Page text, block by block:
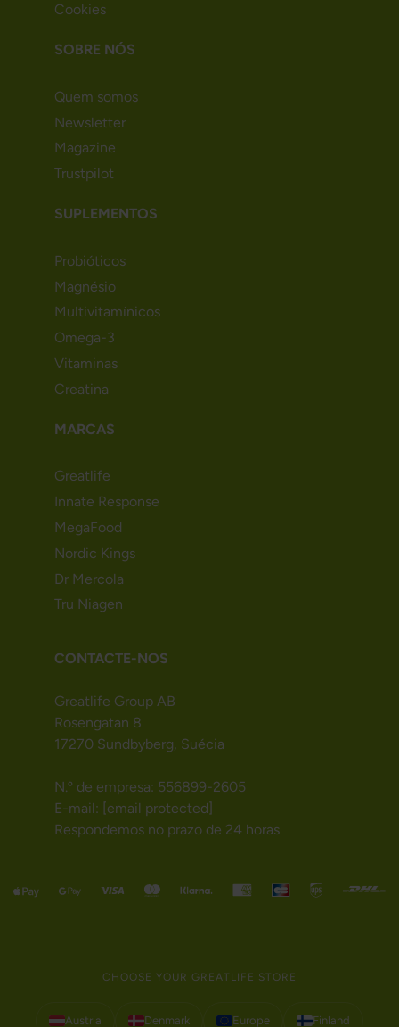
Cookies
SOBRE NÓS
Quem somos
Newsletter
Magazine
Trustpilot
SUPLEMENTOS
Probióticos
Magnésio
Multivitamínicos
Omega-3
Vitaminas
Creatina
MARCAS
Greatlife
Innate Response
MegaFood
Nordic Kings
Dr Mercola
Tru Niagen
CONTACTE-NOS
Greatlife Group AB
Rosengatan 8
17270 Sundbyberg, Suécia
N.º de empresa: 556899-2605
E-mail: [email protected]
Respondemos no prazo de 24 horas
CHOOSE YOUR GREATLIFE STORE
Austria Denmark Europe Finland